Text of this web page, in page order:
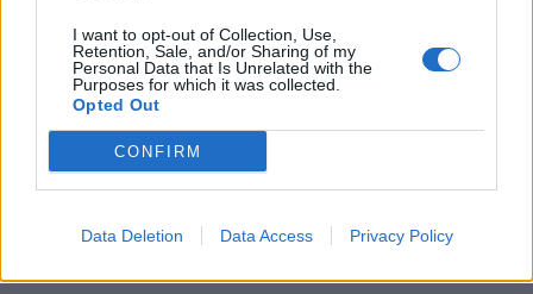
I want to opt-out of Collection, Use,
Retention, Sale, and/or Sharing of my
Personal Data that Is Unrelated with the
Purposes for which it was collected.
Opted Out
CONFIRM
Data Deletion Data Access Privacy Policy